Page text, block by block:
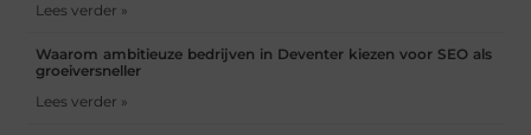
Lees verder »
Waarom ambitieuze bedrijven in Deventer kiezen voor SEO als
groeiversneller
Lees verder »